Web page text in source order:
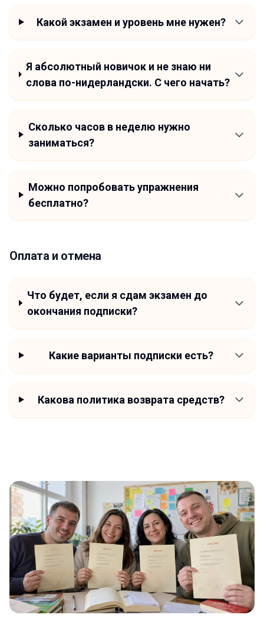
Какой экзамен и уровень мне нужен?
Я абсолютный новичок и не знаю ни
слова по-нидерландски. С чего начать?
Сколько часов в неделю нужно
заниматься?
Можно попробовать упражнения
бесплатно?
Оплата и отмена
Что будет, если я сдам экзамен до
окончания подписки?
Какие варианты подписки есть?
Какова политика возврата средств?